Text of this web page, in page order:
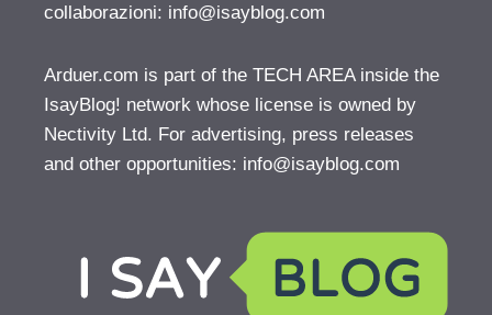
collaborazioni: info@isayblog.com
Arduer.com is part of the TECH AREA inside the
IsayBlog! network whose license is owned by
Nectivity Ltd. For advertising, press releases
and other opportunities: info@isayblog.com